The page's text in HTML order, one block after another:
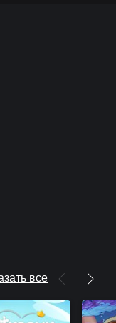
меч и
враги? В одном из
наверняка ждет
так уж и просто,
заранее!
все